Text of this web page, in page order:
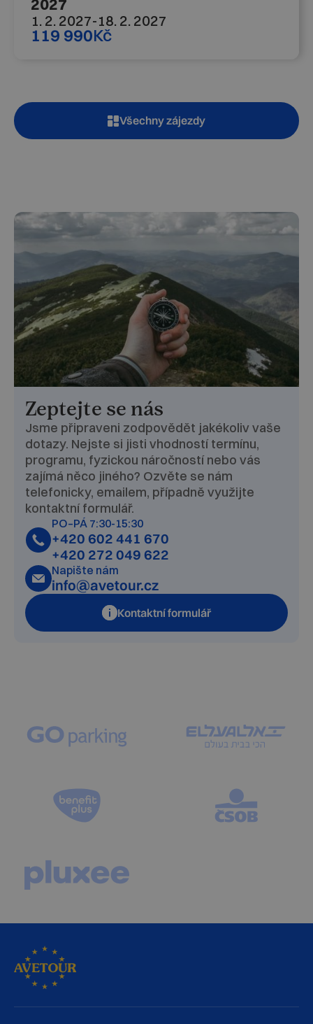
2027
1. 2. 2027-18. 2. 2027
119 990Kč
Všechny zájezdy
Zeptejte se nás
Jsme připraveni zodpovědět jakékoliv vaše
dotazy. Nejste si jisti vhodností termínu,
programu, fyzickou náročností nebo vás
zajímá něco jiného? Ozvěte se nám
telefonicky, emailem, případně využijte
kontaktní formulář.
PO–PÁ 7:30-15:30
+420 602 441 670
+420 272 049 622
Napište nám
info@avetour.cz
Kontaktní formulář